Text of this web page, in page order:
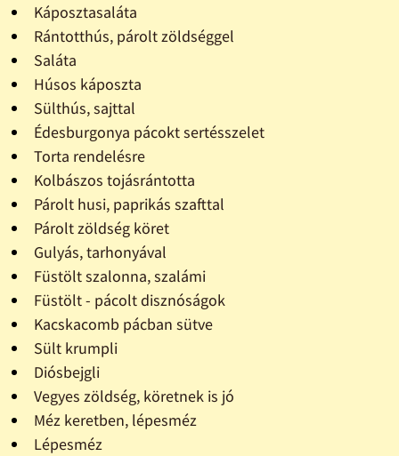
Káposztasaláta
Rántotthús, párolt zöldséggel
Saláta
Húsos káposzta
Sülthús, sajttal
Édesburgonya pácokt sertésszelet
Torta rendelésre
Kolbászos tojásrántotta
Párolt husi, paprikás szafttal
Párolt zöldség köret
Gulyás, tarhonyával
Füstölt szalonna, szalámi
Füstölt - pácolt disznóságok
Kacskacomb pácban sütve
Sült krumpli
Diósbejgli
Vegyes zöldség, köretnek is jó
Méz keretben, lépesméz
Lépesméz